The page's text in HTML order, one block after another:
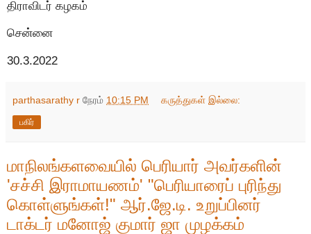
திராவிடர் கழகம்
சென்னை
30.3.2022
parthasarathy r நேரம் 10:15 PM கருத்துகள் இல்லை:
பகிர்
மாநிலங்களவையில் பெரியார் அவர்களின்
'சச்சி இராமாயணம்' "பெரியாரைப் புரிந்து
கொள்ளுங்கள்!" ஆர்.ஜே.டி. உறுப்பினர்
டாக்டர் மனோஜ் குமார் ஜா முழக்கம்